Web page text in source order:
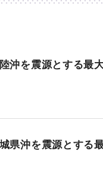
沖を震源とする最
県沖を震源とする